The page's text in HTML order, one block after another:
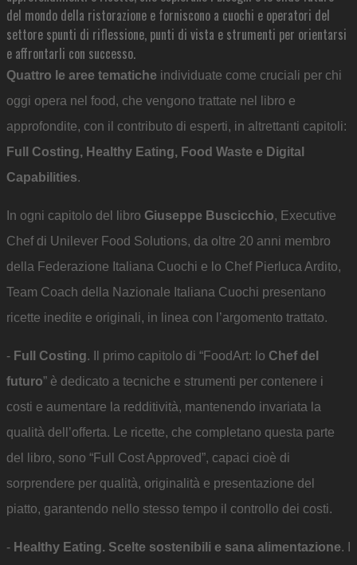
del mondo della ristorazione e forniscono a cuochi e operatori del
settore spunti di riflessione, punti di vista e strumenti per orientarsi
e affrontarli con successo.
Quattro le aree tematiche individuate come cruciali per chi
oggi opera nel food, che vengono trattate nel libro e
approfondite, con il contributo di esperti, in altrettanti capitoli:
Full Costing, Healthy Eating, Food Waste e Digital
Capabilities.
In ogni capitolo del libro Giuseppe Buscicchio, Executive
Chef di Unilever Food Solutions, da oltre 20 anni membro
della Federazione Italiana Cuochi e lo Chef Pierluca Ardito,
Team Coach della Nazionale Italiana Cuochi presentano
ricette inedite e originali, in linea con l’argomento trattato.
- Full Costing. Il primo capitolo di “FoodArt: lo Chef del
futuro” è dedicato a tecniche e strumenti per contenere i
costi e aumentare la redditività, mantenendo invariata la
qualità dell’offerta. Le ricette, che completano questa parte
del libro, sono “Full Cost Approved”, capaci cioè di
sorprendere per qualità, originalità e presentazione del
piatto, garantendo nello stesso tempo il controllo dei costi.
- Healthy Eating. Scelte sostenibili e sana alimentazione. I